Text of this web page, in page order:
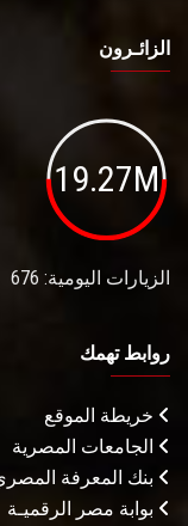
الزائـرون
19.27M
الزيارات اليومية: 676
روابط تهمك
خريطة الموقع
الجامعات المصرية
بنك المعرفة
بوابة مصر الرقميـة